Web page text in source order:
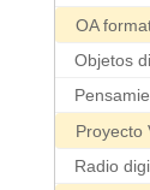
OA
Objetos
Proyecto
Radio